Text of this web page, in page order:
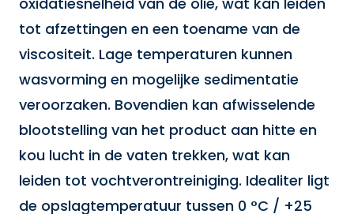
tot afzettingen en een toename van de
viscositeit. Lage temperaturen kunnen
wasvorming en mogelijke sedimentatie
veroorzaken. Bovendien kan afwisselende
blootstelling van het product aan hitte en
kou lucht in de vaten trekken, wat kan
leiden tot vochtverontreiniging. Idealiter ligt
de opslagtemperatuur tussen 0 °C / +25